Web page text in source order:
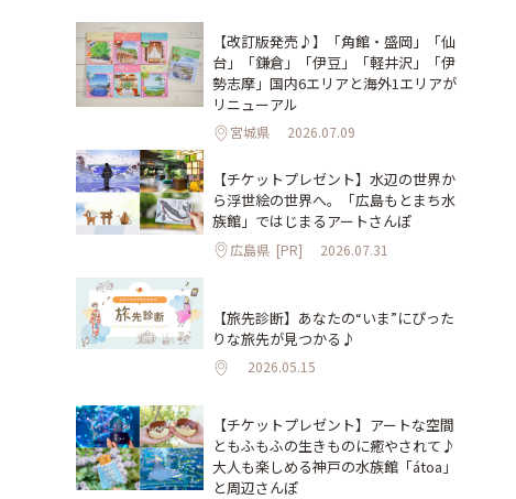
【改訂版発売♪】「角館・盛岡」「仙
台」「鎌倉」「伊豆」「軽井沢」「伊
勢志摩」国内6エリアと海外1エリアが
リニューアル
宮城県 2026.07.09
【チケットプレゼント】水辺の世界か
ら浮世絵の世界へ。「広島もとまち水
族館」ではじまるアートさんぽ
広島県 [PR] 2026.07.31
【旅先診断】あなたの“いま”にぴった
りな旅先が見つかる♪
2026.05.15
【チケットプレゼント】アートな空間
ともふもふの生きものに癒やされて♪
大人も楽しめる神戸の水族館「átoa」
と周辺さんぽ